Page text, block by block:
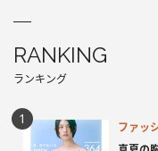
RANKING
ランキング
ファッ